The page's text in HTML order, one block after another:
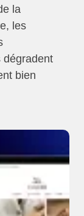
la
les
dégradent
bien